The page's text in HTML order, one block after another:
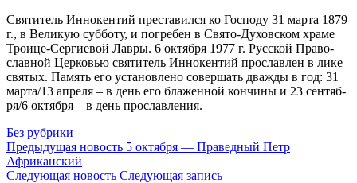
Свя­ти­тель Ин­но­кен­тий пре­ста­вил­ся ко Гос­по­ду 31 мар­та 1879
г., в Ве­ли­кую суб­бо­ту, и по­гре­бен в Свя­то-Ду­хов­ском хра­ме
Тро­и­це-Сер­ги­е­вой Лав­ры. 6 ок­тяб­ря 1977 г. Рус­ской Пра­во­
слав­ной Цер­ко­вью свя­ти­тель Ин­но­кен­тий про­слав­лен в ли­ке
свя­тых. Па­мять его уста­нов­ле­но со­вер­шать два­жды в год: 31
мар­та/13 ап­ре­ля – в день его бла­жен­ной кон­чи­ны и 23 сен­тяб­
ря/6 ок­тяб­ря – в день про­слав­ле­ния.
Без рубрики
Предыдущая новость 5 октября — Праведный Петр
Африканский
Следующая новость Следующая запись